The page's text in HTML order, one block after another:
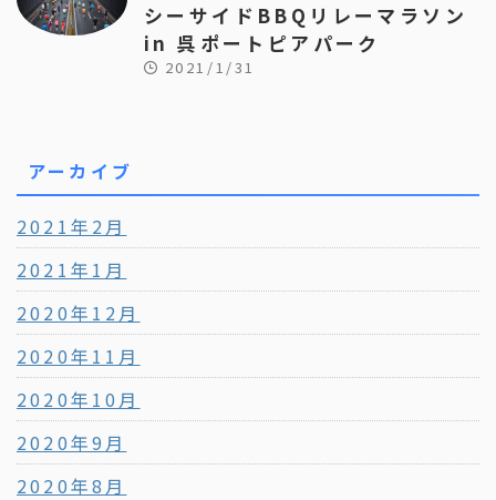
シーサイドBBQリレーマラソン
in 呉ポートピアパーク
2021/1/31
アーカイブ
2021年2月
2021年1月
2020年12月
2020年11月
2020年10月
2020年9月
2020年8月